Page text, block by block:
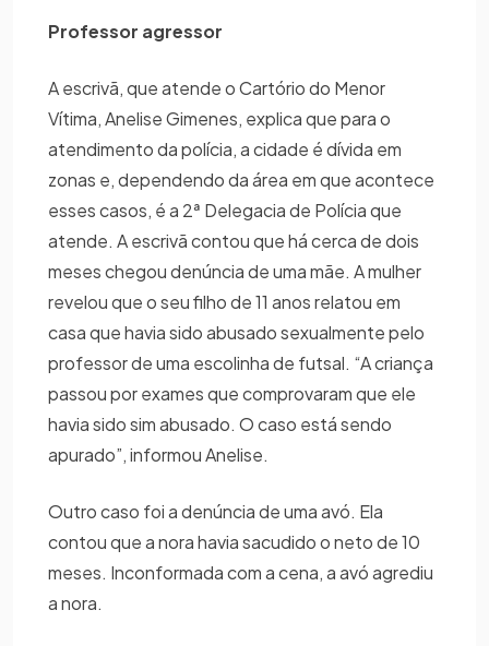
Professor agressor
A escrivã, que atende o Cartório do Menor
Vítima, Anelise Gimenes, explica que para o
atendimento da polícia, a cidade é dívida em
zonas e, dependendo da área em que acontece
esses casos, é a 2ª Delegacia de Polícia que
atende. A escrivã contou que há cerca de dois
meses chegou denúncia de uma mãe. A mulher
revelou que o seu filho de 11 anos relatou em
casa que havia sido abusado sexualmente pelo
professor de uma escolinha de futsal. “A criança
passou por exames que comprovaram que ele
havia sido sim abusado. O caso está sendo
apurado”, informou Anelise.
Outro caso foi a denúncia de uma avó. Ela
contou que a nora havia sacudido o neto de 10
meses. Inconformada com a cena, a avó agrediu
a nora.